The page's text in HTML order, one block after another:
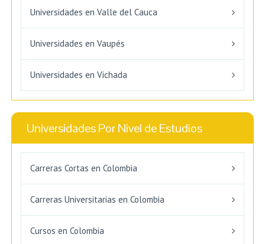
Universidades en Valle del Cauca
Universidades en Vaupés
Universidades en Vichada
Universidades Por Nivel de Estudios
Carreras Cortas en Colombia
Carreras Universitarias en Colombia
Cursos en Colombia